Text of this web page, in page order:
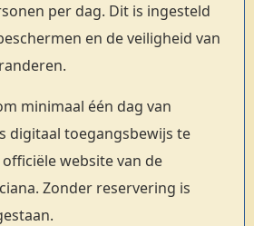
per dag. Dit is ingesteld
en de veiligheid van
minimaal één dag van
digitaal toegangsbewijs te
website van de
Zonder reservering is